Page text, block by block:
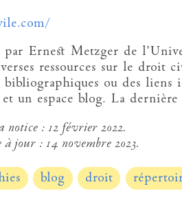
par Ernest Metzger de
ressources sur le droit
bibliographiques ou des liens
un espace blog. La dernière
notice : 12 février 2022.
à jour : 14 novembre 2023.
blog droit